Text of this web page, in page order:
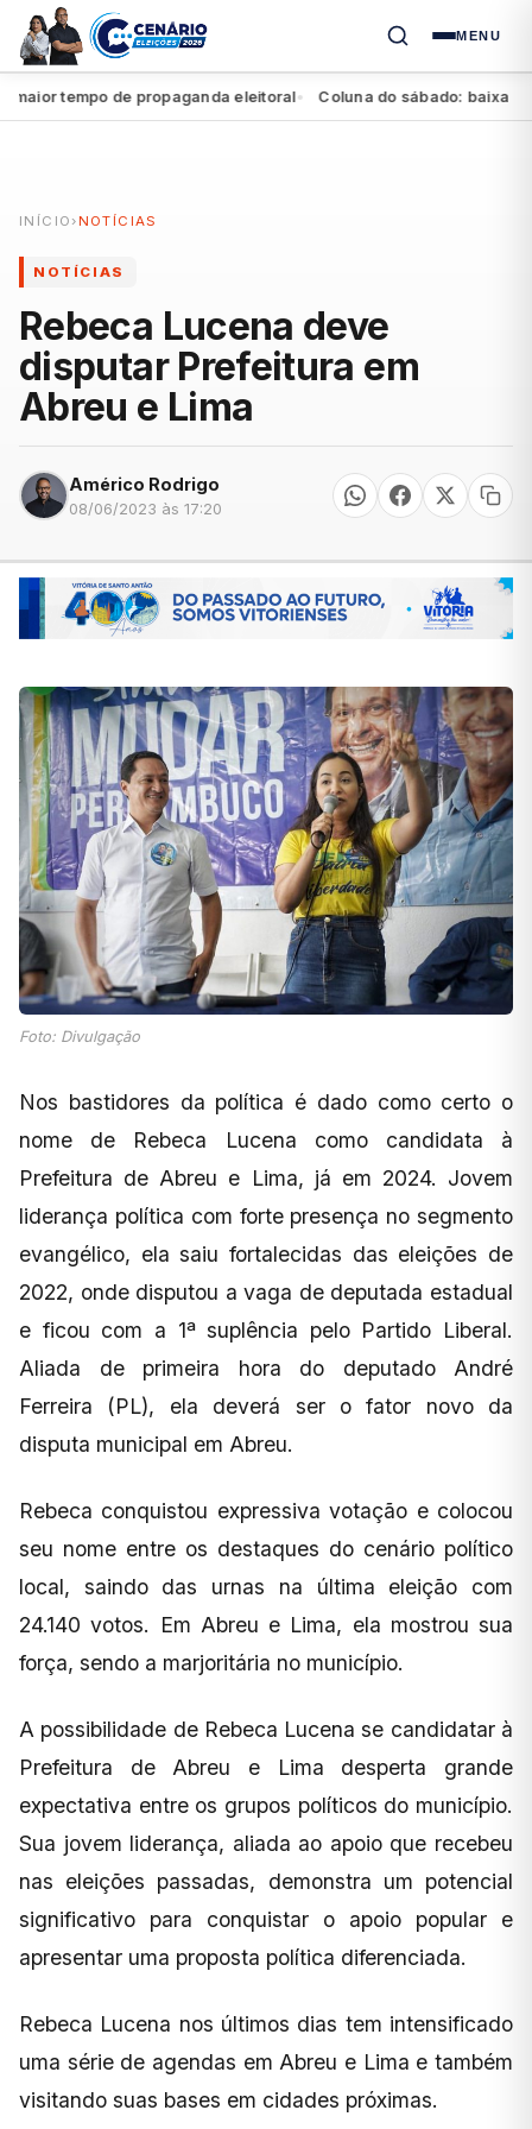
MENU
tempo de propaganda eleitoral● Coluna do sábado: baixa no
INÍCIO › NOTÍCIAS
NOTÍCIAS
Rebeca Lucena deve
disputar Prefeitura em
Abreu e Lima
Américo Rodrigo
08/06/2023 às 17:20
Foto: Divulgação
Nos bastidores da política é dado como certo o
nome de Rebeca Lucena como candidata à
Prefeitura de Abreu e Lima, já em 2024. Jovem
liderança política com forte presença no segmento
evangélico, ela saiu fortalecidas das eleições de
2022, onde disputou a vaga de deputada estadual
e ficou com a 1ª suplência pelo Partido Liberal.
Aliada de primeira hora do deputado André
Ferreira (PL), ela deverá ser o fator novo da
disputa municipal em Abreu.
Rebeca conquistou expressiva votação e colocou
seu nome entre os destaques do cenário político
local, saindo das urnas na última eleição com
24.140 votos. Em Abreu e Lima, ela mostrou sua
força, sendo a marjoritária no município.
A possibilidade de Rebeca Lucena se candidatar à
Prefeitura de Abreu e Lima desperta grande
expectativa entre os grupos políticos do município.
Sua jovem liderança, aliada ao apoio que recebeu
nas eleições passadas, demonstra um potencial
significativo para conquistar o apoio popular e
apresentar uma proposta política diferenciada.
Rebeca Lucena nos últimos dias tem intensificado
uma série de agendas em Abreu e Lima e também
visitando suas bases em cidades próximas.